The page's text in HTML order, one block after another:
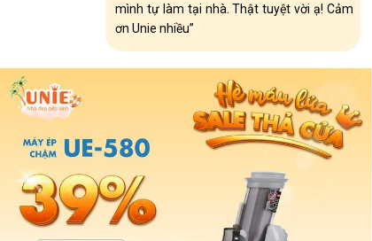
mình tự làm tại nhà. Thật tuyệt vời ạ! Cảm
ơn Unie nhiều”